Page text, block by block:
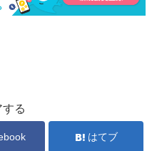
する
はてブ